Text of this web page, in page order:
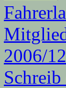
2006/